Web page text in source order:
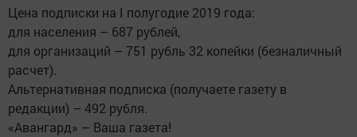
Цена подписки на I полугодие 2019 года:
для населения – 687 рублей,
для организаций – 751 рубль 32 копейки (безналичный
расчет).
Альтернативная подписка (получаете газету в
редакции) – 492 рубля.
«Авангард» – Ваша газета!